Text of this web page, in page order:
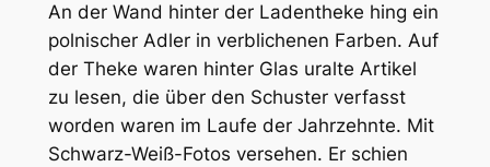
An der Wand hinter der Ladentheke hing ein
polnischer Adler in verblichenen Farben. Auf
der Theke waren hinter Glas uralte Artikel
zu lesen, die über den Schuster verfasst
worden waren im Laufe der Jahrzehnte. Mit
Schwarz-Weiß-Fotos versehen. Er schien